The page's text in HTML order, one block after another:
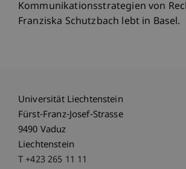
Kommunikationsstrategien von
Franziska Schutzbach lebt in Basel.
Universität Liechtenstein
Fürst-Franz-Josef-Strasse
9490 Vaduz
Liechtenstein
T +423 265 11 11